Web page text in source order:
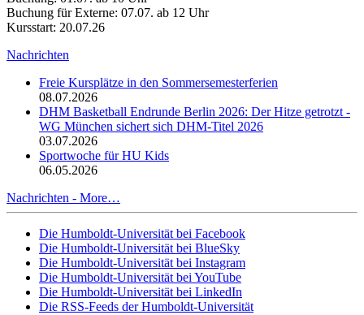
Buchung für Externe: 07.07. ab 12 Uhr
Kursstart: 20.07.26
Nachrichten
Freie Kursplätze in den Sommersemesterferien
08.07.2026
DHM Basketball Endrunde Berlin 2026: Der Hitze getrotzt -
WG München sichert sich DHM-Titel 2026
03.07.2026
Sportwoche für HU Kids
06.05.2026
Nachrichten - More…
Die Humboldt-Universität bei Facebook
Die Humboldt-Universität bei BlueSky
Die Humboldt-Universität bei Instagram
Die Humboldt-Universität bei YouTube
Die Humboldt-Universität bei LinkedIn
Die RSS-Feeds der Humboldt-Universität